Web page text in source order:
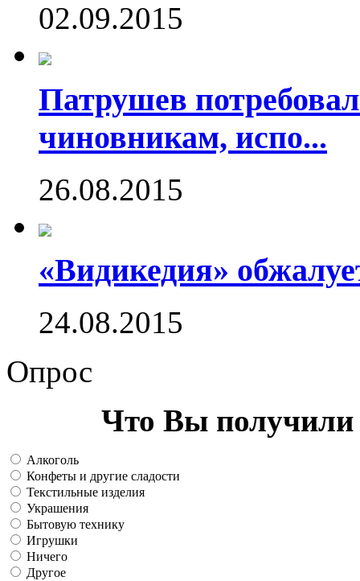
02.09.2015
Патрушев
чиновникам, испо...
26.08.2015
«Видикедия»
24.08.2015
Опрос
Что Вы получили
Алкоголь
Конфеты и другие сладости
Текстильные изделия
Украшения
Бытовую технику
Игрушки
Ничего
Другое